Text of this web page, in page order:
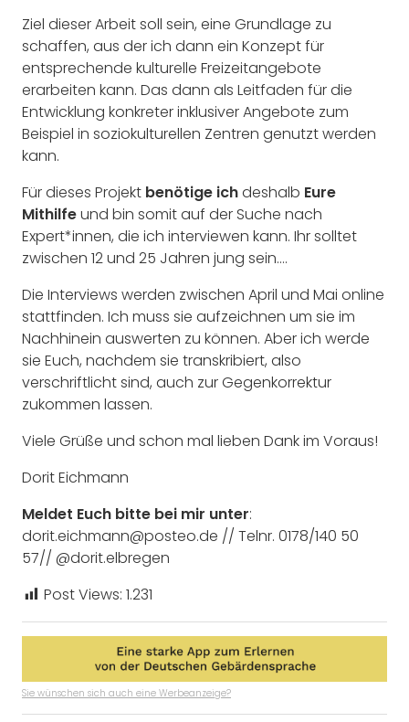
Ziel dieser Arbeit soll sein, eine Grundlage zu
schaffen, aus der ich dann ein Konzept für
entsprechende kulturelle Freizeitangebote
erarbeiten kann. Das dann als Leitfaden für die
Entwicklung konkreter inklusiver Angebote zum
Beispiel in soziokulturellen Zentren genutzt werden
kann.
Für dieses Projekt benötige ichdeshalb Eure
Mithilfeund bin somit auf der Suche nach
Expert*innen, die ich interviewen kann. Ihr solltet
zwischen 12 und 25 Jahren jung sein….
Die Interviews werden zwischen April und Mai online
stattfinden. Ich muss sie aufzeichnen um sie im
Nachhinein auswerten zu können. Aber ich werde
sie Euch, nachdem sie transkribiert, also
verschriftlicht sind, auch zur Gegenkorrektur
zukommen lassen.
Viele Grüße und schon mal lieben Dank im Voraus!
Dorit Eichmann
Meldet Euch bitte bei mir unter:
dorit.eichmann@posteo.de // Telnr. 0178/140 50
57// @dorit.elbregen
Post Views: 1.231
Sie wünschen sich auch eine Werbeanzeige?